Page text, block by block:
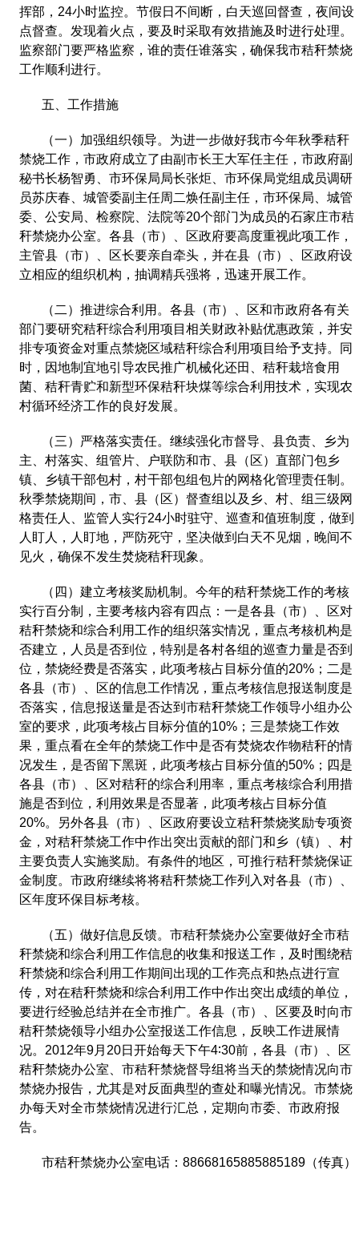
挥部， 24小时监控。节假日不间断，白天巡回督查，夜间设
点督查。发现着火点，要及时采取有效措施及时进行处理。
监察部门要严格监察，谁的责任谁落实，确保我市秸秆禁烧
工作顺利进行。
五、工作措施
（一）加强组织领导。为进一步做好我市今年秋季秸秆
禁烧工作，市政府成立了由副市长王大军任主任，市政府副
秘书长杨智勇、市环保局局长张炬、市环保局党组成员调研
员苏庆春、城管委副主任周二焕任副主任，市环保局、城管
委、公安局、检察院、法院等20个部门为成员的石家庄市秸
秆禁烧办公室。各县（市）、区政府要高度重视此项工作，
主管县（市）、区长要亲自牵头，并在县（市）、区政府设
立相应的组织机构，抽调精兵强将，迅速开展工作。
（二）推进综合利用。各县（市）、区和市政府各有关
部门要研究秸秆综合利用项目相关财政补贴优惠政策，并安
排专项资金对重点禁烧区域秸秆综合利用项目给予支持。同
时，因地制宜地引导农民推广机械化还田、秸秆栽培食用
菌、秸秆青贮和新型环保秸秆块煤等综合利用技术，实现农
村循环经济工作的良好发展。
（三）严格落实责任。继续强化市督导、县负责、乡为
主、村落实、组管片、户联防和市、县（区）直部门包乡
镇、乡镇干部包村，村干部包组包片的网格化管理责任制。
秋季禁烧期间，市、县（区）督查组以及乡、村、组三级网
格责任人、监管人实行24小时驻守、巡查和值班制度，做到
人盯人，人盯地，严防死守，坚决做到白天不见烟，晚间不
见火，确保不发生焚烧秸秆现象。
（四）建立考核奖励机制。今年的秸秆禁烧工作的考核
实行百分制，主要考核内容有四点：一是各县（市）、区对
秸秆禁烧和综合利用工作的组织落实情况，重点考核机构是
否建立，人员是否到位，特别是各村各组的巡查力量是否到
位，禁烧经费是否落实，此项考核占目标分值的20% ；二是
各县（市）、区的信息工作情况，重点考核信息报送制度是
否落实，信息报送量是否达到市秸秆禁烧工作领导小组办公
室的要求，此项考核占目标分值的10% ；三是禁烧工作效
果，重点看在全年的禁烧工作中是否有焚烧农作物秸秆的情
况发生，是否留下黑斑，此项考核占目标分值的50% ；四是
各县（市）、区对秸秆的综合利用率，重点考核综合利用措
施是否到位，利用效果是否显著，此项考核占目标分值
20%。另外各县（市）、区政府要设立秸秆禁烧奖励专项资
金，对秸秆禁烧工作中作出突出贡献的部门和乡（镇）、村
主要负责人实施奖励。有条件的地区，可推行秸秆禁烧保证
金制度。市政府继续将将秸秆禁烧工作列入对各县（市）、
区年度环保目标考核。
（五）做好信息反馈。市秸秆禁烧办公室要做好全市秸
秆禁烧和综合利用工作信息的收集和报送工作，及时围绕秸
秆禁烧和综合利用工作期间出现的工作亮点和热点进行宣
传，对在秸秆禁烧和综合利用工作中作出突出成绩的单位，
要进行经验总结并在全市推广。各县（市）、区要及时向市
秸秆禁烧领导小组办公室报送工作信息，反映工作进展情
况。 2012年9月 20日开始每天下午4∶30前，各县（市）、区
秸秆禁烧办公室、市秸秆禁烧督导组将当天的禁烧情况向市
禁烧办报告，尤其是对反面典型的查处和曝光情况。市禁烧
办每天对全市禁烧情况进行汇总，定期向市委、市政府报
告。
市秸秆禁烧办公室电话：88668165885885189 （传真）